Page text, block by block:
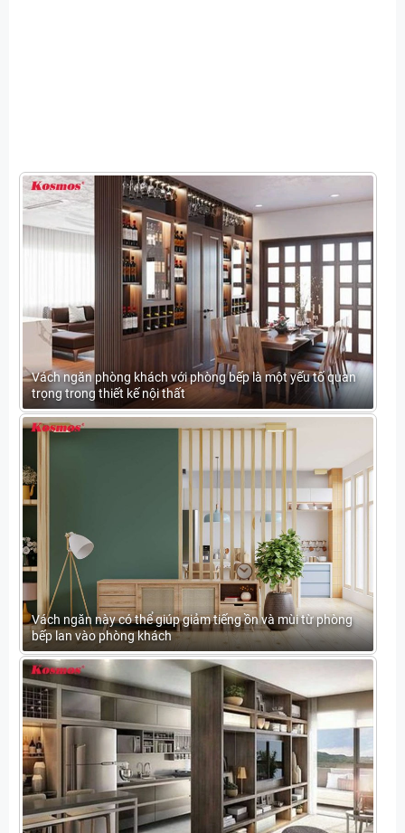
Vách ngăn phòng khách với phòng bếp là một yếu tố quan
trọng trong thiết kế nội thất
Vách ngăn này có thể giúp giảm tiếng ồn và mùi từ phòng
bếp lan vào phòng khách